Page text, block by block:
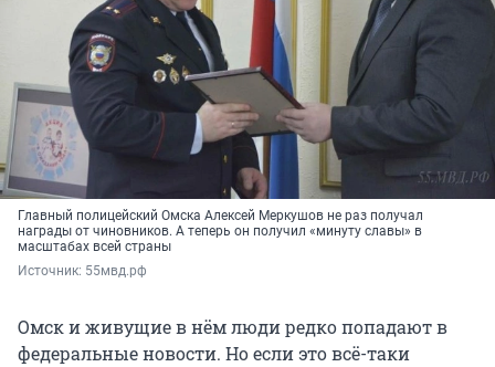
Главный полицейский Омска Алексей Меркушов не раз получал
награды от чиновников. А теперь он получил «минуту славы» в
масштабах всей страны
Источник: 55мвд.рф
Омск и живущие в нём люди редко попадают в
федеральные новости. Но если это всё-таки